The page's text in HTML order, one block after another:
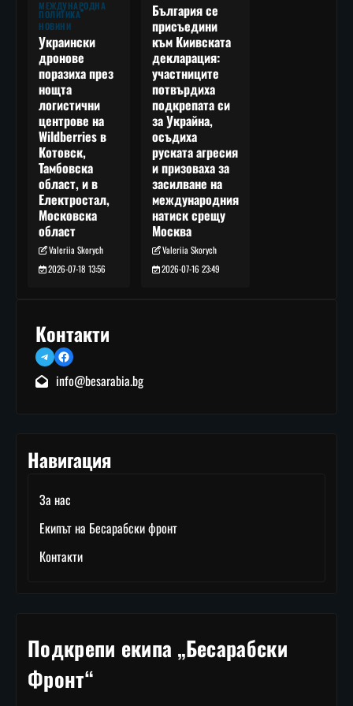
МЕЖДУНАРОДНА
ПОЛИТИКА
НОВИНИ
Украински
дронове
поразиха през
нощта
логистични
центрове на
Wildberries в
Котовск,
Тамбовска
област, и в
Електростал,
Московска
област
Valeriia Skorych
2026-07-18 13:56
България се
присъедини
към Киивската
декларация:
участниците
потвърдиха
подкрепата си
за Украйна,
осъдиха
руската агресия
и призоваха за
засилване на
международния
натиск срещу
Москва
Valeriia Skorych
2026-07-16 23:49
Контакти
TelegramFacebook
info@besarabia.bg
Навигация
За нас
Екипът на Бесарабски фронт
Контакти
Подкрепи екипа „Бесарабски
Фронт“